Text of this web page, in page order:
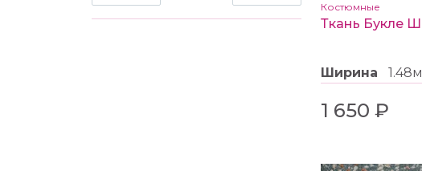
Костюмные
Ширина 1.48м
1 650 ₽